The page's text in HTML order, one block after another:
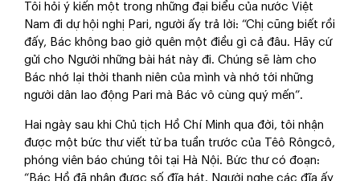
Tôi hỏi ý kiến một trong những đại biểu của nước Việt
Nam đi dự hội nghị Pari, người ấy trả lời: “Chị cũng biết rồi
đấy, Bác không bao giờ quên một điều gì cả đâu. Hãy cứ
gửi cho Người những bài hát này đi. Chúng sẽ làm cho
Bác nhớ lại thời thanh niên của mình và nhớ tới những
người dân lao động Pari mà Bác vô cùng quý mến”.
Hai ngày sau khi Chủ tịch Hồ Chí Minh qua đời, tôi nhận
được một bức thư viết từ ba tuần trước của Têô Rôngcô,
phóng viên báo chúng tôi tại Hà Nội. Bức thư có đoạn:
“Bác Hồ đã nhận được số đĩa hát. Người nghe các đĩa ấy